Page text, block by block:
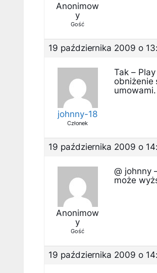
Anonimow
y
Gość
19 października 2009 o
johnny-18
Członek
Tak –
obniżenie
19 października 2009 o
Anonimow
y
Gość
@ johnny
może
19 października 2009 o